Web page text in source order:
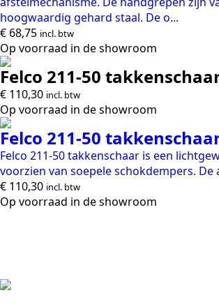
hoogwaardig gehard staal. De o...
€ 68,75 incl. btw
Op voorraad in de showroom
Felco 211-50
€ 110,30 incl. btw
Op voorraad in de showroom
Felco 211-50
Felco 211-50 takkenschaar is een
voorzien van soepele schokdempers.
€ 110,30 incl. btw
Op voorraad in de showroom